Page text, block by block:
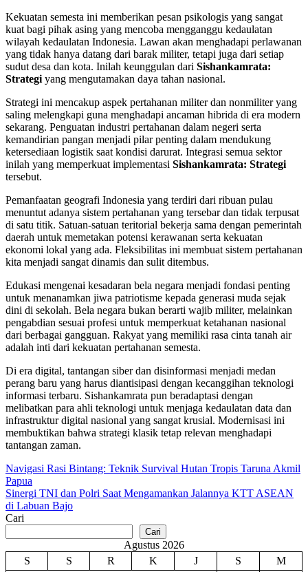
Kekuatan semesta ini memberikan pesan psikologis yang sangat
kuat bagi pihak asing yang mencoba mengganggu kedaulatan
wilayah kedaulatan Indonesia. Lawan akan menghadapi perlawanan
yang tidak hanya datang dari barak militer, tetapi juga dari setiap
sudut desa dan kota. Inilah keunggulan dari Sishankamrata:
Strategi yang mengutamakan daya tahan nasional.
Strategi ini mencakup aspek pertahanan militer dan nonmiliter yang
saling melengkapi guna menghadapi ancaman hibrida di era modern
sekarang. Penguatan industri pertahanan dalam negeri serta
kemandirian pangan menjadi pilar penting dalam mendukung
ketersediaan logistik saat kondisi darurat. Integrasi semua sektor
inilah yang memperkuat implementasi Sishankamrata: Strategi
tersebut.
Pemanfaatan geografi Indonesia yang terdiri dari ribuan pulau
menuntut adanya sistem pertahanan yang tersebar dan tidak terpusat
di satu titik. Satuan-satuan teritorial bekerja sama dengan pemerintah
daerah untuk memetakan potensi kerawanan serta kekuatan
ekonomi lokal yang ada. Fleksibilitas ini membuat sistem pertahanan
kita menjadi sangat dinamis dan sulit ditembus.
Edukasi mengenai kesadaran bela negara menjadi fondasi penting
untuk menanamkan jiwa patriotisme kepada generasi muda sejak
dini di sekolah. Bela negara bukan berarti wajib militer, melainkan
pengabdian sesuai profesi untuk memperkuat ketahanan nasional
dari berbagai gangguan. Rakyat yang memiliki rasa cinta tanah air
adalah inti dari kekuatan pertahanan semesta.
Di era digital, tantangan siber dan disinformasi menjadi medan
perang baru yang harus diantisipasi dengan kecanggihan teknologi
informasi terbaru. Sishankamrata pun beradaptasi dengan
melibatkan para ahli teknologi untuk menjaga kedaulatan data dan
infrastruktur digital nasional yang sangat krusial. Modernisasi ini
membuktikan bahwa strategi klasik tetap relevan menghadapi
tantangan zaman.
Navigasi
pos
Navigasi Rasi Bintang: Teknik Survival Hutan Tropis Taruna Akmil
Papua
Sinergi TNI dan Polri Saat Mengamankan Jalannya KTT ASEAN
di Labuan Bajo
Cari
Cari
Agustus 2026
S
S R K J S
M